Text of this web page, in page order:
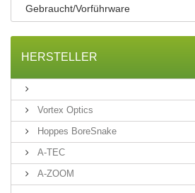
Gebraucht/Vorführware
HERSTELLER
Vortex Optics
Hoppes BoreSnake
A-TEC
A-ZOOM